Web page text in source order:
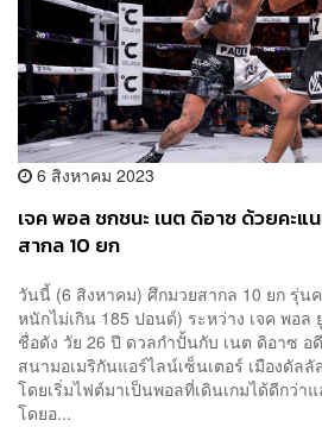
6 สิงหาคม 2023
เจค พอล ชกชนะ เนต ดิอาซ ด้วยคะแ
สากล 10 ยก
วันนี้ (6 สิงหาคม) ศึกมวยสากล 10 ยก รุ่น
หนักไม่เกิน 185 ปอนด์) ระหว่าง เจค พอล
ชื่อดัง วัย 26 ปี ดวลกำปั้นกับ เนต ดิอาซ อ
สนามอเมริกันแอร์ไลน์เซ็นเตอร์ เมืองดัลลั
โดยเริ่มไฟต์มาเป็นพอลที่เดินเกมได้ดีกว่า
โดยอ...